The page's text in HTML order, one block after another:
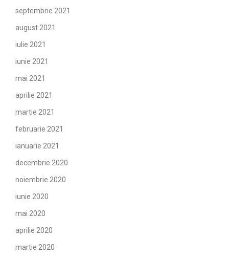
septembrie 2021
august 2021
iulie 2021
iunie 2021
mai 2021
aprilie 2021
martie 2021
februarie 2021
ianuarie 2021
decembrie 2020
noiembrie 2020
iunie 2020
mai 2020
aprilie 2020
martie 2020